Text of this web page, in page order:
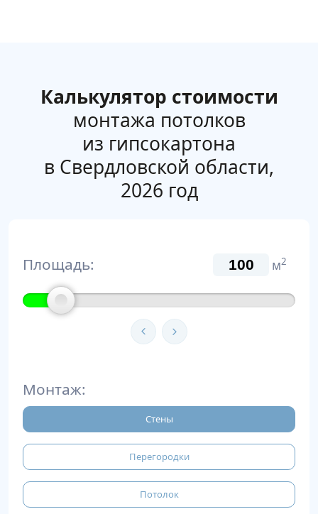
Калькулятор стоимости
монтажа потолков
из гипсокартона
в Свердловской области,
2026 год
Площадь: м2
Монтаж:
Стены
Перегородки
Потолок